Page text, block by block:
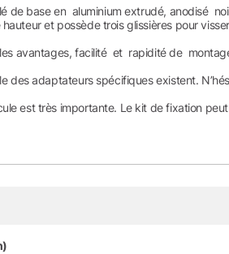
de base en aluminium extrudé, anodisé
et possède trois glissières pour
avantages, facilité et rapidité de
des adaptateurs spécifiques existent.
est très importante. Le kit de fixation